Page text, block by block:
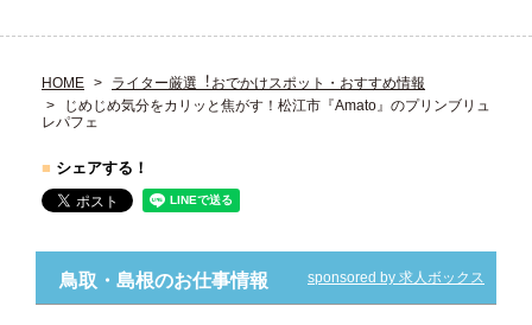
HOME
ライター厳選︕おでかけスポット・おすすめ情報
じめじめ気分をカリッと焦がす！松江市『Amato』のプリンブリュ
レパフェ
■ シェアする！
鳥取・島根のお仕事情報 sponsored by 求人ボックス